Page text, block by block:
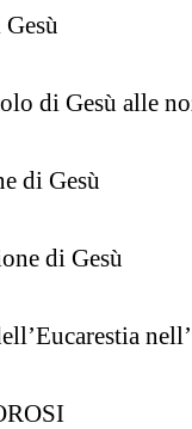
di Gesù alle
di Gesù
di Gesù